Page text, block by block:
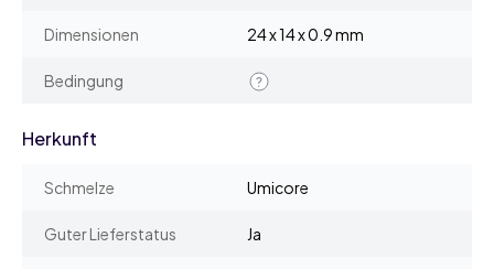
Dimensionen 24 x 14 x 0.9 mm
Bedingung
Herkunft
Schmelze Umicore
Guter Lieferstatus Ja